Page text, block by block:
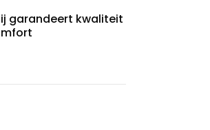
garandeert kwaliteit